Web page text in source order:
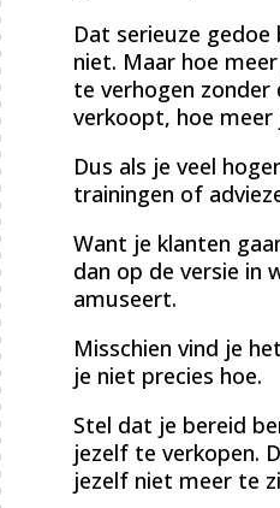
Dat serieuze
niet. Maar hoe
te verhogen
verkoopt, hoe meer
Dus als je veel
trainingen of
Want je klanten
dan op de versie in
amuseert.
Misschien vind je
je niet precies hoe.
Stel dat je bereid
jezelf te verkopen.
jezelf niet meer te